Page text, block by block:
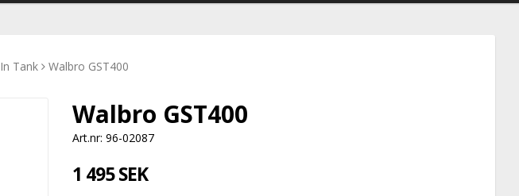
In Tank Walbro GST400
Walbro GST400
Art.nr: 96-02087
1 495 SEK